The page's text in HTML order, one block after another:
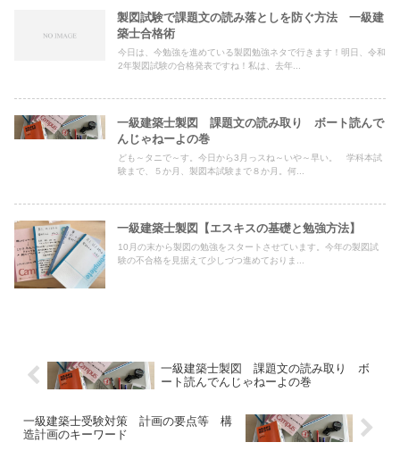
製図試験で課題文の読み落としを防ぐ方法 一級建
築士合格術
今日は、今勉強を進めている製図勉強ネタで行きます！明日、令和
2年製図試験の合格発表ですね！私は、去年...
一級建築士製図 課題文の読み取り ボート読んで
んじゃねーよの巻
ども～タニで～す。今日から3月っスね～いや～早い。 学科本試
験まで、５か月、製図本試験まで８か月。何...
一級建築士製図【エスキスの基礎と勉強方法】
10月の末から製図の勉強をスタートさせています。今年の製図試
験の不合格を見据えて少しづつ進めておりま...
一級建築士製図 課題文の読み取り ボ
ート読んでんじゃねーよの巻
一級建築士受験対策 計画の要点等 構
造計画のキーワード